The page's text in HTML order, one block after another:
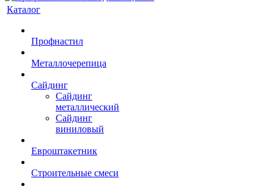
Каталог
Профнастил
Металлочерепица
Сайдинг
Сайдинг
металлический
Сайдинг
виниловый
Евроштакетник
Строительные смеси